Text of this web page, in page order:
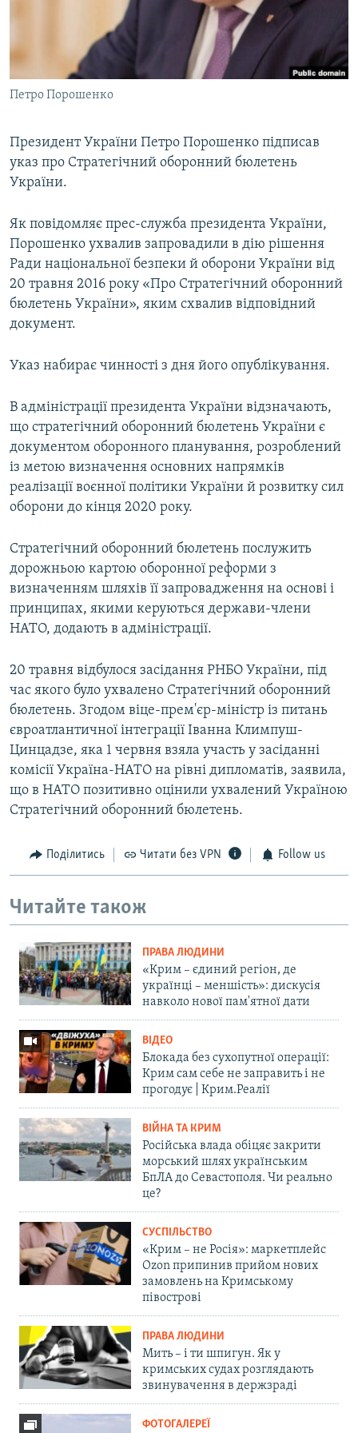
ВІДЕОУРОКИ «ELIFBE»
СВІДЧЕННЯ ОКУПАЦІЇ
УКРАЇНСЬКА ПРОБЛЕМА КРИМУ
ІНФОГРАФІКА
Qırımtatar
ДОЛУЧАЙСЯ!
Усі сайти RFE/RL
Петро Порошенко
Президент України Петро Порошенко підписав
указ про Стратегічний оборонний бюлетень
України.
Як повідомляє прес-служба президента України,
Порошенко ухвалив запровадили в дію рішення
Ради національної безпеки й оборони України від
20 травня 2016 року «Про Стратегічний оборонний
бюлетень України», яким схвалив відповідний
документ.
Указ набирає чинності з дня його опублікування.
В адміністрації президента України відзначають,
що стратегічний оборонний бюлетень України є
документом оборонного планування, розроблений
із метою визначення основних напрямків
реалізації воєнної політики України й розвитку сил
оборони до кінця 2020 року.
Стратегічний оборонний бюлетень послужить
дорожньою картою оборонної реформи з
визначенням шляхів її запровадження на основі і
принципах, якими керуються держави-члени
НАТО, додають в адміністрації.
20 травня відбулося засідання РНБО України, під
час якого було ухвалено Стратегічний оборонний
бюлетень. Згодом віце-прем'єр-міністр із питань
євроатлантичної інтеграції Іванна Климпуш-
Цинцадзе, яка 1 червня взяла участь у засіданні
комісії Україна-НАТО на рівні дипломатів, заявила,
що в НАТО позитивно оцінили ухвалений Україною
Стратегічний оборонний бюлетень.
Поділитись Читати без VPN Follow us
Читайте також
ПРАВА ЛЮДИНИ
«Крим – єдиний регіон, де
українці – меншість»: дискусія
навколо нової пам'ятної дати
ВІДЕО
Блокада без сухопутної операції:
Крим сам себе не заправить і не
прогодує | Крим.Реалії
ВІЙНА ТА КРИМ
Російська влада обіцяє закрити
морський шлях українським
БпЛА до Севастополя. Чи реально
це?
СУСПІЛЬСТВО
«Крим – не Росія»: маркетплейс
Ozon припинив прийом нових
замовлень на Кримському
півострові
ПРАВА ЛЮДИНИ
Мить – і ти шпигун. Як у
кримських судах розглядають
звинувачення в держзраді
ФОТОГАЛЕРЕЇ